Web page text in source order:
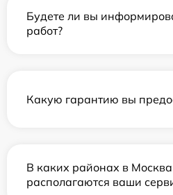
Будете ли вы
работ?
Какую гарантию вы
В каких районах в Москва
располагаются ваши